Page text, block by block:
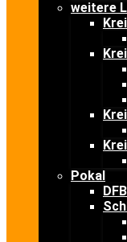
weitere
Pokal